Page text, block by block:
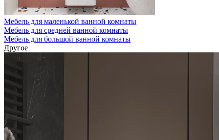
Мебель для маленькой ванной комнаты
Мебель для средней ванной комнаты
Мебель для большой ванной комнаты
Другое